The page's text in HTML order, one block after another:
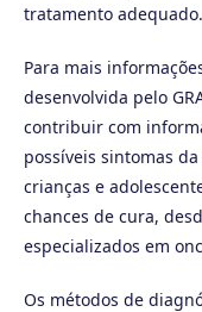
tratamento adequado.
Para mais
desenvolvida pelo
contribuir com
possíveis sintomas
crianças e
chances de cura,
especializados em
Os métodos de